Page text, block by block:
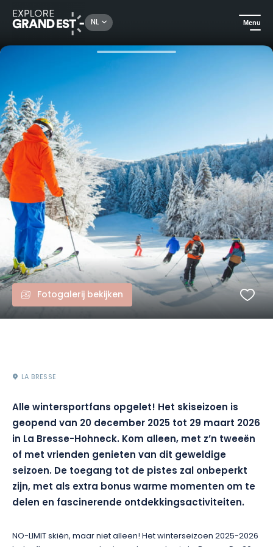
NL Menu
Kijk je ogen uit in de Grand Est Skiseizoen in La Bresse-Hohneck
Fotogalerij bekijken
LA BRESSE
Alle wintersportfans opgelet! Het skiseizoen is
geopend van 20 december 2025 tot 29 maart 2026
in La Bresse-Hohneck. Kom alleen, met z’n tweeën
of met vrienden genieten van dit geweldige
seizoen. De toegang tot de pistes zal onbeperkt
zijn, met als extra bonus warme momenten om te
delen en fascinerende ontdekkingsactiviteiten.
NO-LIMIT skiën, maar niet alleen! Het winterseizoen 2025-2026